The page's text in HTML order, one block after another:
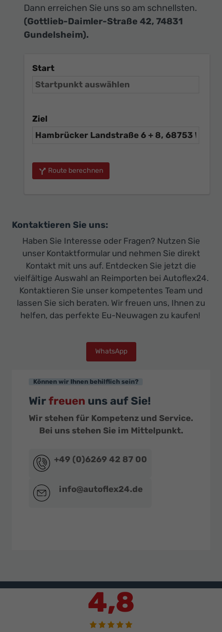
Dann erreichen Sie uns so am schnellsten.
(Gottlieb-Daimler-Straße 42, 74831
Gundelsheim).
Start
Ziel
Route berechnen
Kontaktieren Sie uns:
Haben Sie Interesse oder Fragen? Nutzen Sie
unser Kontaktformular und nehmen Sie direkt
Kontakt mit uns auf. Entdecken Sie jetzt die
vielfältige Auswahl an Reimporten bei Autoflex24.
Kontaktieren Sie unser kompetentes Team und
lassen Sie sich beraten. Wir freuen uns, Ihnen zu
helfen, das perfekte Eu-Neuwagen zu kaufen!
WhatsApp
Können wir Ihnen behilflich sein?
Wirfreuen uns auf Sie!
Wir stehen für Kompetenz und Service.
Bei uns stehen Sie im Mittelpunkt.
+49 (0)6269 42 87 00
info@autoflex24.de
4,8